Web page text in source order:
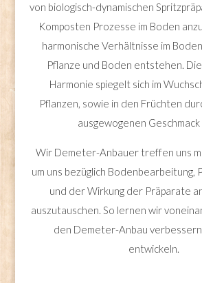
von biologisch-dynamischen
Komposten Prozesse im Boden
harmonische Verhältnisse im
Pflanze und Boden entstehen.
Harmonie spiegelt sich im
Pflanzen, sowie in den Früchten
ausgewogenen
Wir Demeter-Anbauer treffen uns
um uns bezüglich Bodenbearbeitung,
und der Wirkung der Präparate
auszutauschen. So lernen wir
den Demeter-Anbau
entwickeln.